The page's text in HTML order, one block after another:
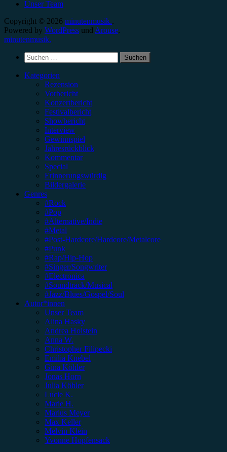
Unser Team
Copyright © 2026 minutenmusik..
Powered by WordPress und Arouse.
minutenmusik.
Suchen
nach:
Kategorien
Rezension
Vorbericht
Konzertbericht
Festivalbericht
Showbericht
Interview
Gewinnspiel
Jahresrückblick
Kommentar
Special
Erinnerungswürdig
Bildergalerie
Genres
#Rock
#Pop
#Alternative/Indie
#Metal
#Post-Hardcore/Hardcore/Metalcore
#Punk
#Rap/Hip-Hop
#Singer/Songwriter
#Electronica
#Soundtrack/Musical
#Jazz/Blues/Gospel/Soul
Autor*innen
Unser Team
Alina Hasky
Andrea Holstein
Anna W.
Christopher Filipecki
Emilia Knebel
Gina Köhler
Jonas Horn
Julia Köhler
Lucie K.
Marie H.
Marius Meyer
Max Keller
Melvin Klein
Yvonne Hopfensack